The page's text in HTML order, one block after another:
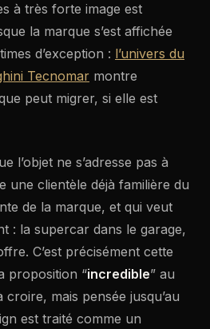
à très forte image est
la marque s’est affichée
d’exception : l’univers du
Tecnomar montre
peut migrer, si elle est
l’objet ne s’adresse pas à
une clientèle déjà familière du
de la marque, et qui veut
: la supercar dans le garage,
C’est précisément cette
proposition “incredible” au
mais pensée jusqu’au
est traité comme un